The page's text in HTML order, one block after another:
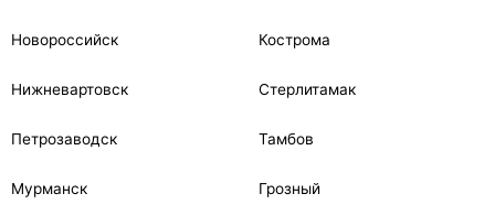
Новороссийск Кострома
Нижневартовск Стерлитамак
Петрозаводск Тамбов
Мурманск Грозный